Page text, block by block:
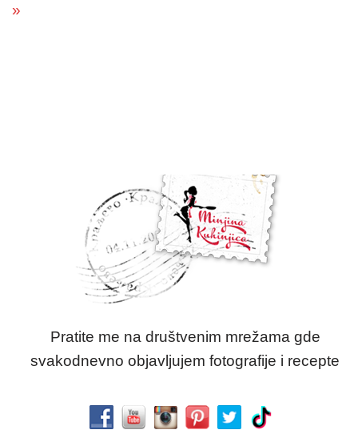
»
Pratite me na društvenim mrežama gde
svakodnevno objavljujem fotografije i recepte